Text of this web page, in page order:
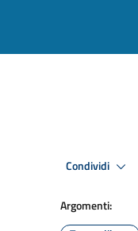
Condividi
Argomenti: